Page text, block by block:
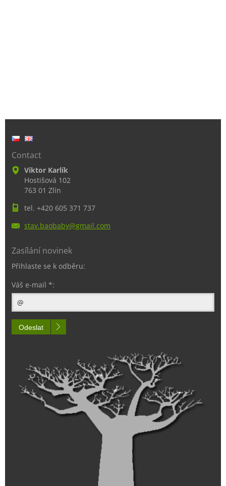
Contact
Viktor Karlík
Hostišová 102
763 01 Zlín
tel. +420 605 371 737
stav.baobaby@gmail.com
Zasílání novinek
Přihlaste se k odběru:
Váš e-mail *:
Odeslat